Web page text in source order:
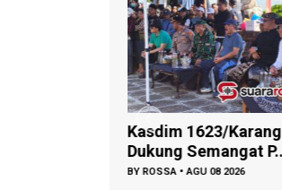
Kasdim 1623/
Dukung Semangat
BYROSSA •AGU 08 2026